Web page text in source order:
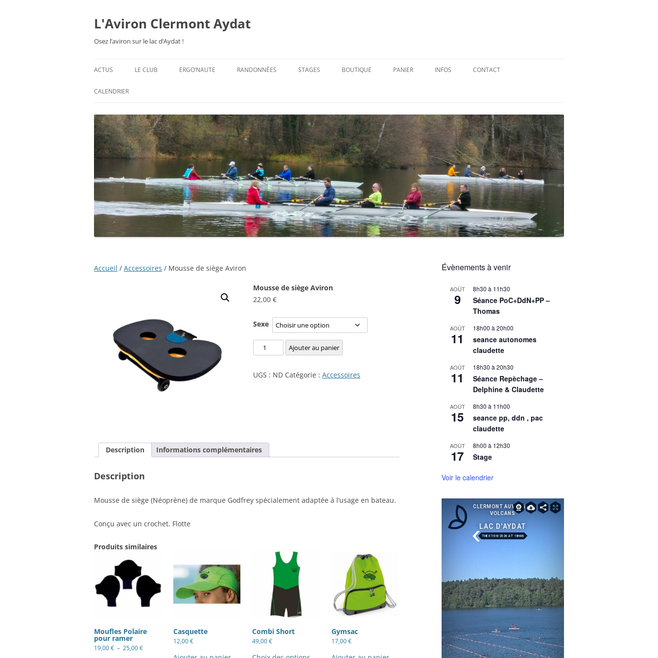
L'Aviron Clermont Aydat
Osez l’aviron sur le lac d’Aydat !
ACTUS LE CLUB
ESPACE ADHÉSION
TARIFS 2026-27
ERGO’NAUTE RANDONNÉES STAGES BOUTIQUE PANIER INFOS
RÉGLEMENT INTÉRIEUR
RÉGLEMENT DE LA FFA
MENTIONS LÉGALES
PARTENAIRES
CONTACT
CALENDRIER
Accueil / Accessoires / Mousse de siège Aviron
Mousse de siège Aviron
22,00 €
Sexe
quantité
de
de
Ajouter au panier
UGS : ND Catégorie : Accessoires
Description Informations complémentaires
Description
Mousse de siège (Néoprène) de marque Godfrey spécialement adaptée à l’usage en bateau.
Conçu avec un crochet. Flotte
Produits similaires
Moufles Polaire
pour ramer
19,00€ – 25,00€Plage
Casquette
12,00€
Combi Short
49,00€
Gymsac
17,00€
Évènements à venir
AOÛT
9
8h30 à 11h30
Séance PoC+DdN+PP –
Thomas
AOÛT
11
18h00 à 20h00
seance autonomes
claudette
AOÛT
11
18h30 à 20h30
Séance Repèchage –
Delphine & Claudette
AOÛT
15
8h30 à 11h00
seance pp, ddn , pac
claudette
AOÛT
17
8h00 à 12h30
Stage
Voir le calendrier